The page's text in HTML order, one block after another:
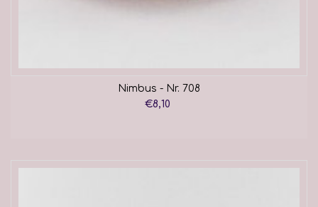
Nimbus - Nr. 708
€8,10